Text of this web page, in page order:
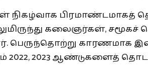
நிகழ்வாக
கலைஞர்கள்,
பெருந்தொற்று காரணமாக
2022, 2023 ஆண்டுகளைத்